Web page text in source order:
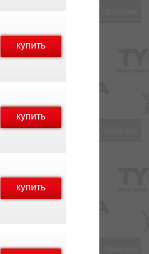
купить
купить
купить